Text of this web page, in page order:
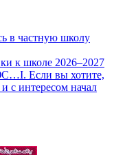
в частную школу
к школе 2026–2027
Если вы хотите,
с интересом начал